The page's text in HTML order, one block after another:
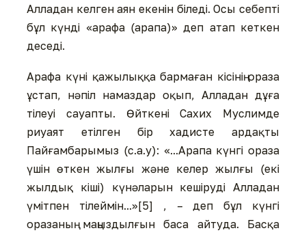
Алладан келген аян екенін біледі. Осы себепті
бұл күнді «арафа (арапа)» деп атап кеткен
деседі.
Арафа күні қажылыққа бармаған кісінің ораза
ұстап, нәпіл намаздар оқып, Алладан дұға
тілеуі сауапты. Өйткені Сахих Муслимде
риуаят етілген бір хадисте ардақты
Пайғамбарымыз (с.а.у): «...Арапа күнгі ораза
үшін өткен жылғы және келер жылғы (екі
жылдық кіші) күнәларын кешіруді Алладан
үмітпен тілеймін...»[5] , – деп бұл күнгі
оразаның маңыздылғын баса айтуда. Басқа